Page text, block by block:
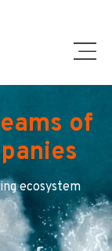
of
ecosystem